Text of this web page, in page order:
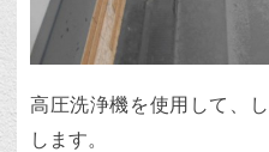
高圧洗浄機を使用して、
します。